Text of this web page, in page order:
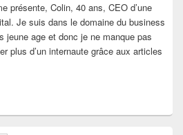
présente, Colin, 40 ans, CEO d’une
Je suis dans le domaine du business
jeune age et donc je ne manque pas
plus d’un internaute grâce aux articles